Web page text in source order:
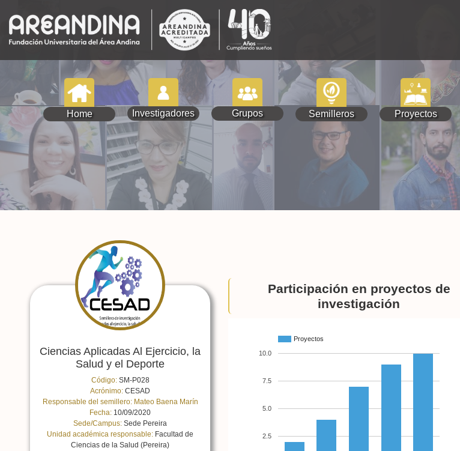
Home Investigadores Grupos Semilleros Proyectos
Ciencias Aplicadas Al Ejercicio, la
Salud y el Deporte
Código:SM-P028
Acrónimo: CESAD
Responsable del semillero: Mateo Baena Marín
Fecha: 10/09/2020
Sede/Campus: Sede Pereira
Unidad académica responsable: Facultad de
Ciencias de la Salud (Pereira)
Participación en proyectos de
investigación
Proyectos
2.5
5.0
7.5
10.0